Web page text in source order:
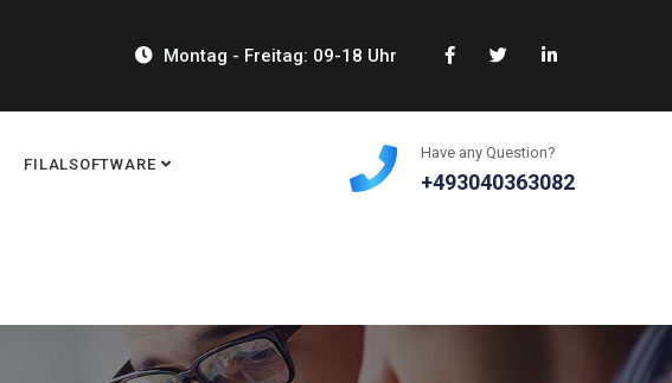
Montag - Freitag: 09-18 Uhr
Have any Question?
+493040363082
FILALSOFTWARE